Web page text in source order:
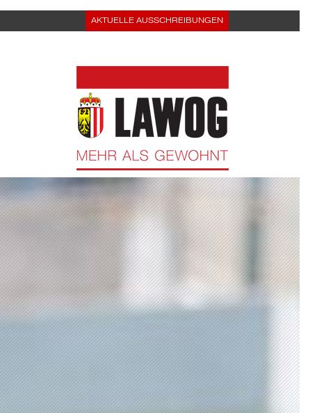
AKTUELLE AUSSCHREIBUNGEN